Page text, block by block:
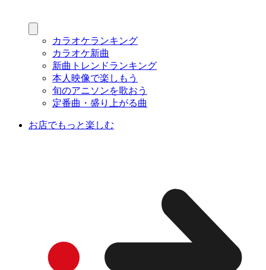
カラオケランキング
カラオケ新曲
新曲トレンドランキング
本人映像で楽しもう
旬のアニソンを歌おう
定番曲・盛り上がる曲
お店でもっと楽しむ